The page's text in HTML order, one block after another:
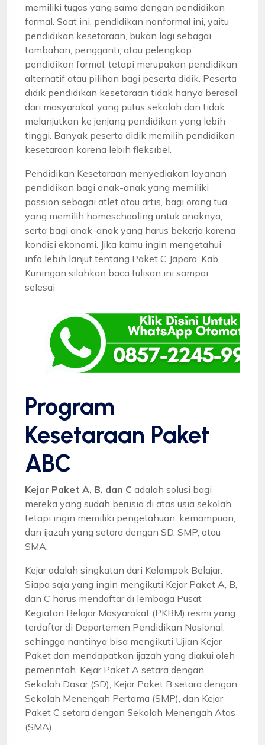
memiliki tugas yang sama dengan pendidikan
formal. Saat ini, pendidikan nonformal ini, yaitu
pendidikan kesetaraan, bukan lagi sebagai
tambahan, pengganti, atau pelengkap
pendidikan formal, tetapi merupakan pendidikan
alternatif atau pilihan bagi peserta didik. Peserta
didik pendidikan kesetaraan tidak hanya berasal
dari masyarakat yang putus sekolah dan tidak
melanjutkan ke jenjang pendidikan yang lebih
tinggi. Banyak peserta didik memilih pendidikan
kesetaraan karena lebih fleksibel.
Pendidikan Kesetaraan menyediakan layanan
pendidikan bagi anak-anak yang memiliki
passion sebagai atlet atau artis, bagi orang tua
yang memilih homeschooling untuk anaknya,
serta bagi anak-anak yang harus bekerja karena
kondisi ekonomi. Jika kamu ingin mengetahui
info lebih lanjut tentang Paket C Japara, Kab.
Kuningan silahkan baca tulisan ini sampai
selesai
Program
Kesetaraan Paket
ABC
Kejar Paket A, B, dan C adalah solusi bagi
mereka yang sudah berusia di atas usia sekolah,
tetapi ingin memiliki pengetahuan, kemampuan,
dan ijazah yang setara dengan SD, SMP, atau
SMA.
Kejar adalah singkatan dari Kelompok Belajar.
Siapa saja yang ingin mengikuti Kejar Paket A, B,
dan C harus mendaftar di lembaga Pusat
Kegiatan Belajar Masyarakat (PKBM) resmi yang
terdaftar di Departemen Pendidikan Nasional,
sehingga nantinya bisa mengikuti Ujian Kejar
Paket dan mendapatkan ijazah yang diakui oleh
pemerintah. Kejar Paket A setara dengan
Sekolah Dasar (SD), Kejar Paket B setara dengan
Sekolah Menengah Pertama (SMP), dan Kejar
Paket C setara dengan Sekolah Menengah Atas
(SMA).